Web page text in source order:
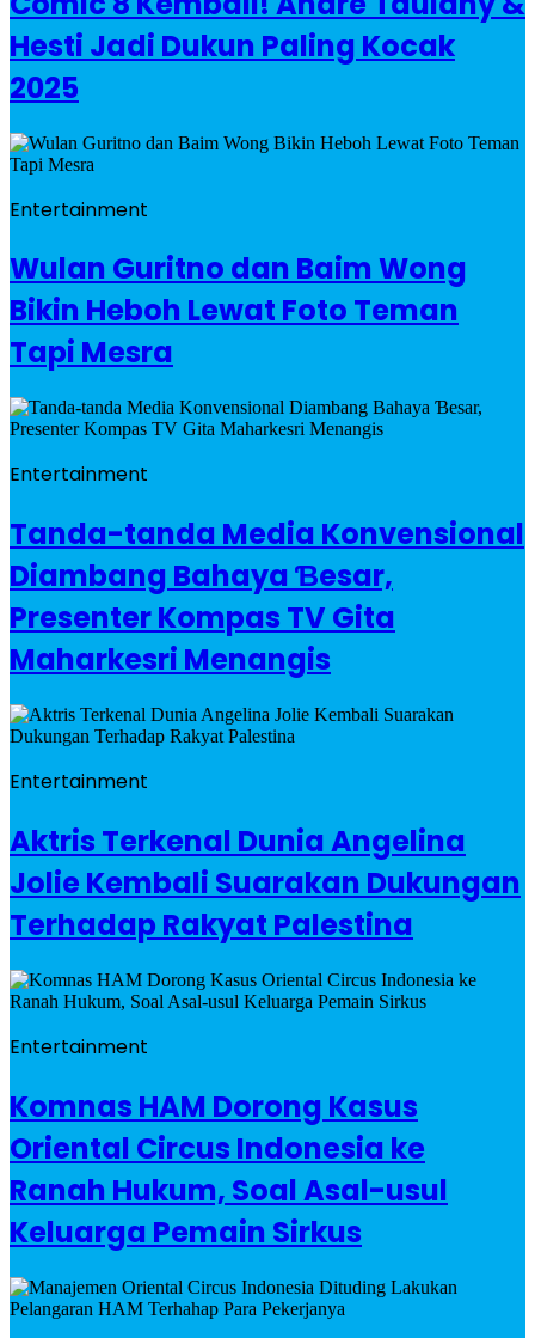
Hesti Jadi Dukun Paling Kocak
2025
Entertainment
Wulan Guritno dan Baim Wong
Bikin Heboh Lewat Foto Teman
Tapi Mesra
Entertainment
Tanda-tanda Media Konvensional
Diambang Bahaya Ɓesar,
Presenter Kompas TV Gita
Maharkesri Menangis
Entertainment
Aktris Terkenal Dunia Angelina
Jolie Kembali Suarakan Dukungan
Terhadap Rakyat Palestina
Entertainment
Komnas HAM Dorong Kasus
Oriental Circus Indonesia ke
Ranah Hukum, Soal Asal-usul
Keluarga Pemain Sirkus